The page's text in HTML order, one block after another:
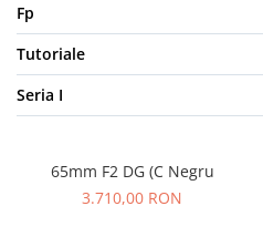
Fp
Tutoriale
Seria I
65mm F2 DG (C Negru
3.710,00 RON